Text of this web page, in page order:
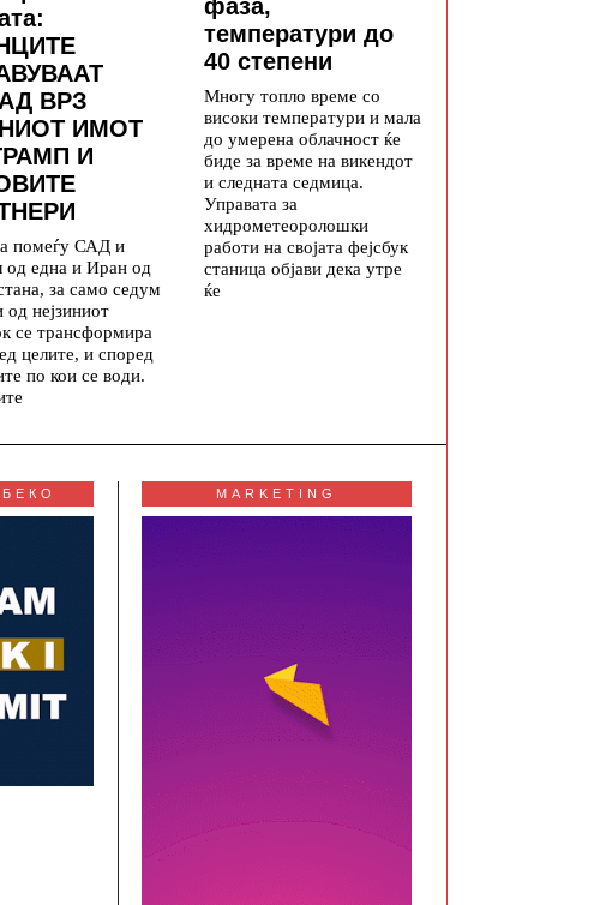
ВРЗ
ИМОТ
И
помеѓу САД и
од една и Иран од
за само седум
од нејзиниот
се трансформира
целите, и според
по кои се води.
фаза,
температури до
40 степени
Многу топло време со
високи температури и мала
до умерена облачност ќе
биде за време на викендот
и следната седмица.
Управата за
хидрометеоролошки
работи на својата фејсбук
станица објави дека утре
ќе
MARKETING